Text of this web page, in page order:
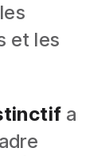
et les
a